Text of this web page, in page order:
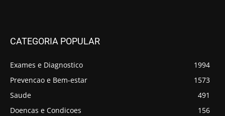
CATEGORIA POPULAR
Exames e Diagnostico
1994
Prevencao e Bem-estar
1573
Saude
491
Doencas e Condicoes
156